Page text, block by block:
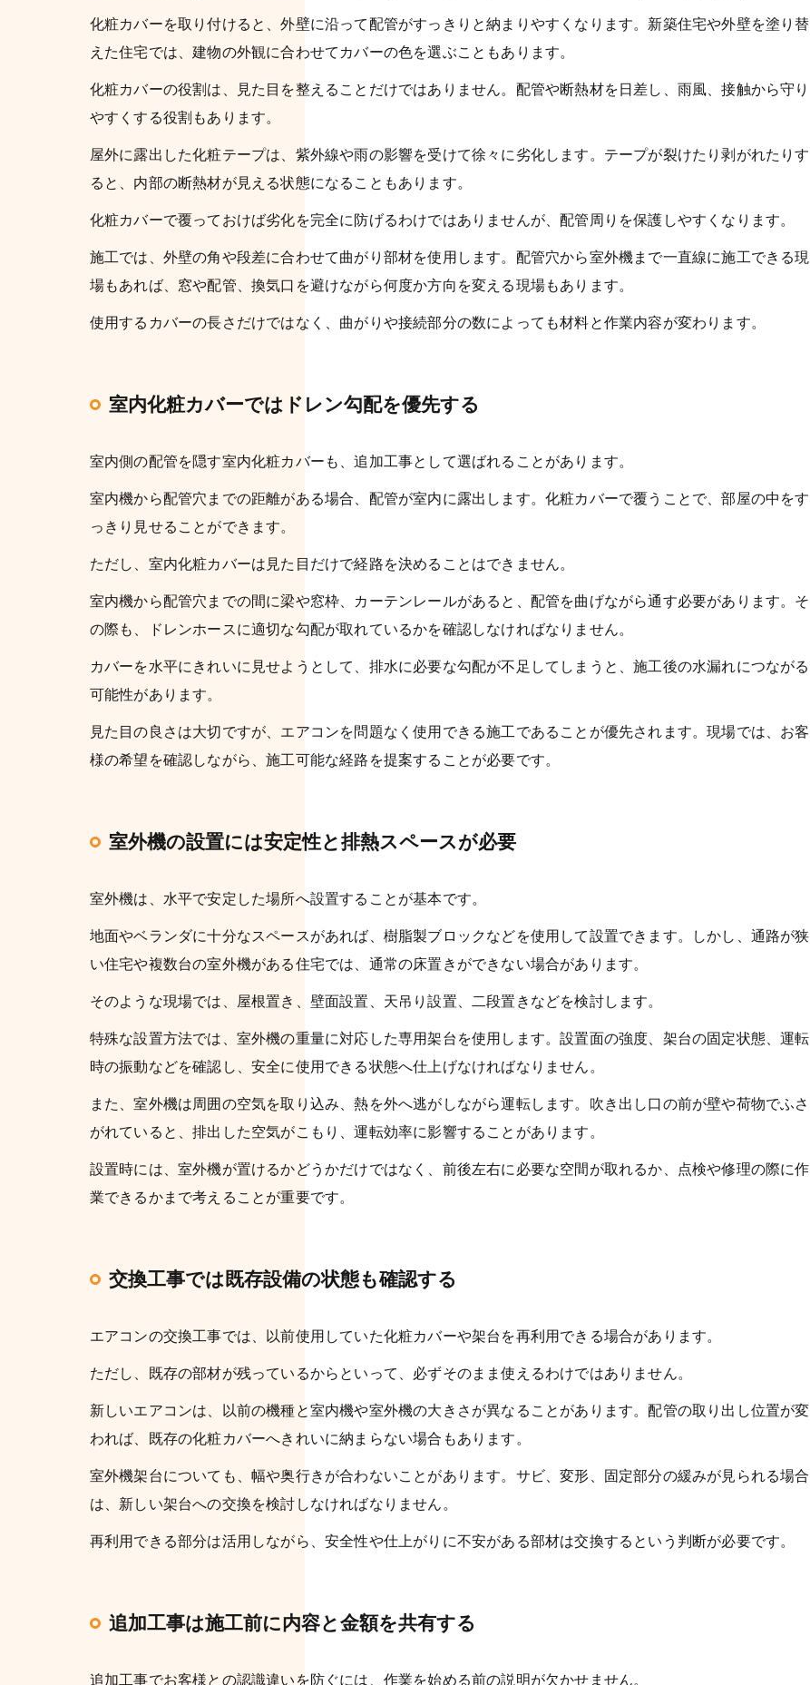
化粧カバーを取り付けると、外壁に沿って配管がすっきりと納まりやすくなります。新築住宅や外壁を塗り替
えた住宅では、建物の外観に合わせてカバーの色を選ぶこともあります。
化粧カバーの役割は、見た目を整えることだけではありません。配管や断熱材を日差し、雨風、接触から守り
やすくする役割もあります。
屋外に露出した化粧テープは、紫外線や雨の影響を受けて徐々に劣化します。テープが裂けたり剥がれたりす
ると、内部の断熱材が見える状態になることもあります。
化粧カバーで覆っておけば劣化を完全に防げるわけではありませんが、配管周りを保護しやすくなります。
施工では、外壁の角や段差に合わせて曲がり部材を使用します。配管穴から室外機まで一直線に施工できる現
場もあれば、窓や配管、換気口を避けながら何度か方向を変える現場もあります。
使用するカバーの長さだけではなく、曲がりや接続部分の数によっても材料と作業内容が変わります。
室内化粧カバーではドレン勾配を優先する
室内側の配管を隠す室内化粧カバーも、追加工事として選ばれることがあります。
室内機から配管穴までの距離がある場合、配管が室内に露出します。化粧カバーで覆うことで、部屋の中をす
っきり見せることができます。
ただし、室内化粧カバーは見た目だけで経路を決めることはできません。
室内機から配管穴までの間に梁や窓枠、カーテンレールがあると、配管を曲げながら通す必要があります。そ
の際も、ドレンホースに適切な勾配が取れているかを確認しなければなりません。
カバーを水平にきれいに見せようとして、排水に必要な勾配が不足してしまうと、施工後の水漏れにつながる
可能性があります。
見た目の良さは大切ですが、エアコンを問題なく使用できる施工であることが優先されます。現場では、お客
様の希望を確認しながら、施工可能な経路を提案することが必要です。
室外機の設置には安定性と排熱スペースが必要
室外機は、水平で安定した場所へ設置することが基本です。
地面やベランダに十分なスペースがあれば、樹脂製ブロックなどを使用して設置できます。しかし、通路が狭
い住宅や複数台の室外機がある住宅では、通常の床置きができない場合があります。
そのような現場では、屋根置き、壁面設置、天吊り設置、二段置きなどを検討します。
特殊な設置方法では、室外機の重量に対応した専用架台を使用します。設置面の強度、架台の固定状態、運転
時の振動などを確認し、安全に使用できる状態へ仕上げなければなりません。
また、室外機は周囲の空気を取り込み、熱を外へ逃がしながら運転します。吹き出し口の前が壁や荷物でふさ
がれていると、排出した空気がこもり、運転効率に影響することがあります。
設置時には、室外機が置けるかどうかだけではなく、前後左右に必要な空間が取れるか、点検や修理の際に作
業できるかまで考えることが重要です。
交換工事では既存設備の状態も確認する
エアコンの交換工事では、以前使用していた化粧カバーや架台を再利用できる場合があります。
ただし、既存の部材が残っているからといって、必ずそのまま使えるわけではありません。
新しいエアコンは、以前の機種と室内機や室外機の大きさが異なることがあります。配管の取り出し位置が変
われば、既存の化粧カバーへきれいに納まらない場合もあります。
室外機架台についても、幅や奥行きが合わないことがあります。サビ、変形、固定部分の緩みが見られる場合
は、新しい架台への交換を検討しなければなりません。
再利用できる部分は活用しながら、安全性や仕上がりに不安がある部材は交換するという判断が必要です。
追加工事は施工前に内容と金額を共有する